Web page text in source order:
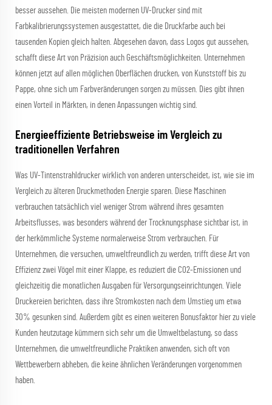
besser aussehen. Die meisten modernen UV-Drucker sind mit
Farbkalibrierungssystemen ausgestattet, die die Druckfarbe auch bei
tausenden Kopien gleich halten. Abgesehen davon, dass Logos gut aussehen,
schafft diese Art von Präzision auch Geschäftsmöglichkeiten. Unternehmen
können jetzt auf allen möglichen Oberflächen drucken, von Kunststoff bis zu
Pappe, ohne sich um Farbveränderungen sorgen zu müssen. Dies gibt ihnen
einen Vorteil in Märkten, in denen Anpassungen wichtig sind.
Energieeffiziente Betriebsweise im Vergleich zu
traditionellen Verfahren
Was UV-Tintenstrahldrucker wirklich von anderen unterscheidet, ist, wie sie im
Vergleich zu älteren Druckmethoden Energie sparen. Diese Maschinen
verbrauchen tatsächlich viel weniger Strom während ihres gesamten
Arbeitsflusses, was besonders während der Trocknungsphase sichtbar ist, in
der herkömmliche Systeme normalerweise Strom verbrauchen. Für
Unternehmen, die versuchen, umweltfreundlich zu werden, trifft diese Art von
Effizienz zwei Vögel mit einer Klappe, es reduziert die CO2-Emissionen und
gleichzeitig die monatlichen Ausgaben für Versorgungseinrichtungen. Viele
Druckereien berichten, dass ihre Stromkosten nach dem Umstieg um etwa
30% gesunken sind. Außerdem gibt es einen weiteren Bonusfaktor hier zu viele
Kunden heutzutage kümmern sich sehr um die Umweltbelastung, so dass
Unternehmen, die umweltfreundliche Praktiken anwenden, sich oft von
Wettbewerbern abheben, die keine ähnlichen Veränderungen vorgenommen
haben.